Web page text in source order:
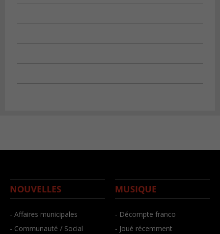
NOUVELLES
- Affaires municipales
- Communauté / Social
MUSIQUE
- Décompte franco
- Joué récemment